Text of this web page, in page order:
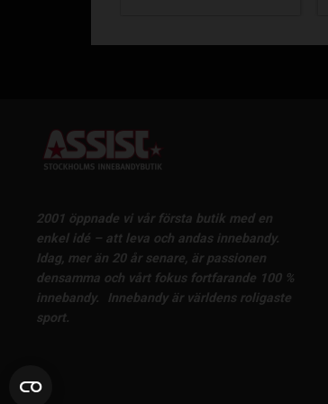
2001 öppnade vi vår första butik med en
enkel idé – att leva och andas innebandy.
Idag, mer än 20 år senare, är passionen
densamma och vårt fokus fortfarande 100 %
innebandy.
Innebandy är världens roligaste
sport.